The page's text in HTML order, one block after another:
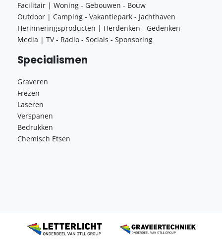
Facilitair | Woning - Gebouwen - Bouw
Outdoor | Camping - Vakantiepark - Jachthaven
Herinneringsproducten | Herdenken - Gedenken
Media | TV - Radio - Socials - Sponsoring
Specialismen
Graveren
Frezen
Laseren
Verspanen
Bedrukken
Chemisch Etsen